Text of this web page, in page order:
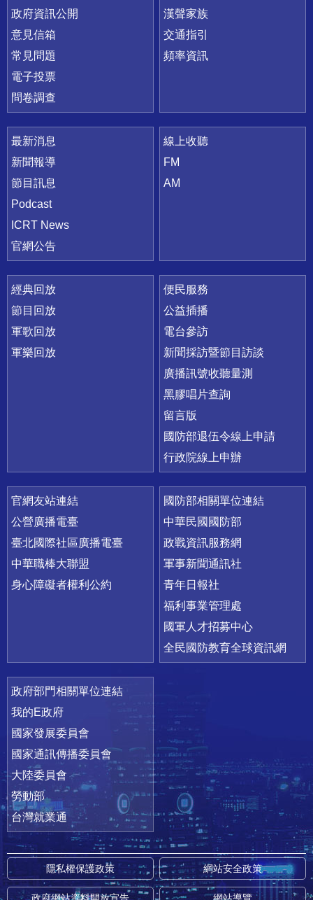
政府資訊公開
意見信箱
常見問題
電子投票
問卷調查
漢聲家族
交通指引
頻率資訊
最新消息
新聞報導
節目訊息
Podcast
ICRT News
官網公告
線上收聽
FM
AM
經典回放
節目回放
軍歌回放
軍樂回放
便民服務
公益插播
電台參訪
新聞採訪暨節目訪談
廣播訊號收聽量測
黑膠唱片查詢
留言版
國防部退伍令線上申請
行政院線上申辦
官網友站連結
公營廣播電臺
臺北國際社區廣播電臺
中華職棒大聯盟
身心障礙者權利公約
國防部相關單位連結
中華民國國防部
政戰資訊服務網
軍事新聞通訊社
青年日報社
福利事業管理處
國軍人才招募中心
全民國防教育全球資訊網
政府部門相關單位連結
我的E政府
國家發展委員會
國家通訊傳播委員會
大陸委員會
勞動部
台灣就業通
隱私權保護政策 網站安全政策